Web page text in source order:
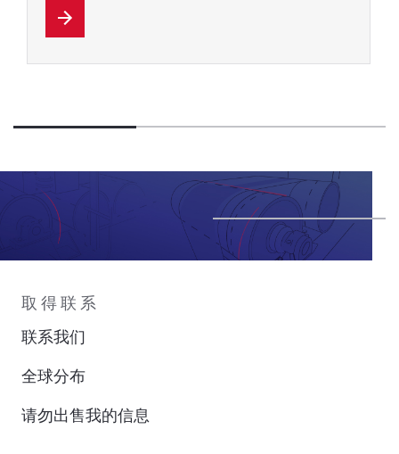
取得联系
联系我们
全球分布
请勿出售我的信息